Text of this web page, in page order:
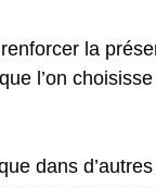
la
l’on
dans